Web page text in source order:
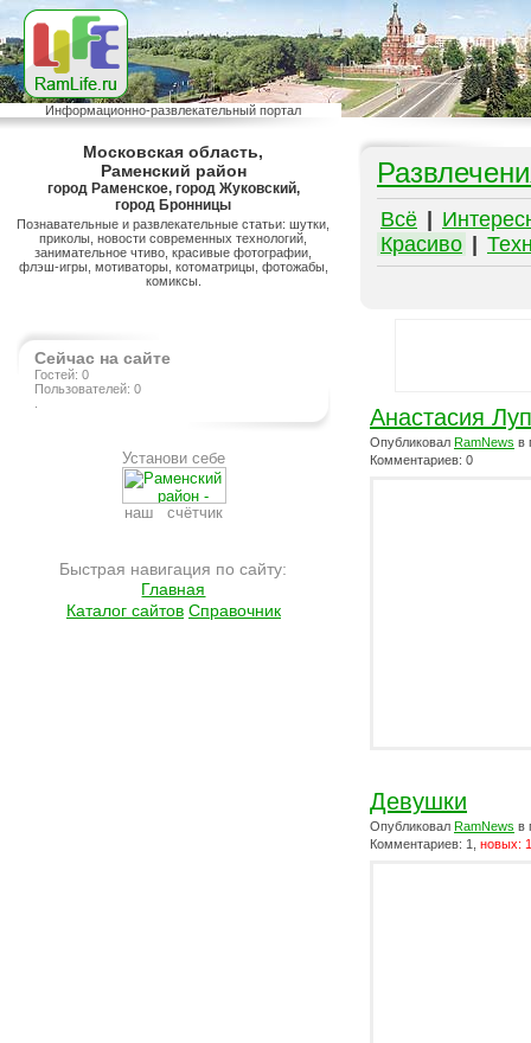
Информационно-развлекательный портал
Московская область,
Раменский район
город Раменское, город Жуковский,
город Бронницы
Познавательные и развлекательные статьи: шутки,
приколы, новости современных технологий,
занимательное чтиво, красивые фотографии,
флэш-игры, мотиваторы, котоматрицы, фотожабы,
комиксы.
Сейчас на сайте
Гостей: 0
Пользователей: 0
Установи себе
наш счётчик
Быстрая навигация по сайту:
Главная
Каталог сайтов Справочник
Всё
Красиво
Анастасия
Опубликовал RamNews в
Комментариев: 0
Девушки
Опубликовал RamNews в
Комментариев: 1, новых: 1